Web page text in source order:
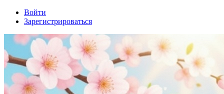
Войти
Зарегистрироваться